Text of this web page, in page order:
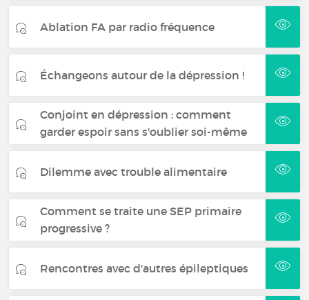
Ablation FA par radio fréquence
Échangeons autour de la dépression !
Conjoint en dépression : comment
garder espoir sans s'oublier soi-même
Dilemme avec trouble alimentaire
Comment se traite une SEP primaire
progressive ?
Rencontres avec d'autres épileptiques